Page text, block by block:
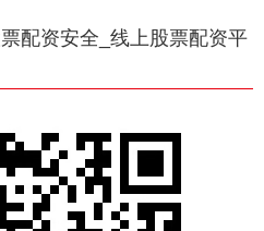
配资安全_线上股票配资平